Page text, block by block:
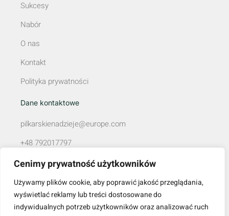
Cenimy prywatność użytkowników
Używamy plików cookie, aby poprawić jakość przeglądania,
wyświetlać reklamy lub treści dostosowane do
indywidualnych potrzeb użytkowników oraz analizować ruch
Sukcesy
Nabór
O nas
Kontakt
Polityka prywatności
Dane kontaktowe
pilkarskienadzieje@europe.com
+48 792017797
ul. Dąbrówki 8/12, 39-300 Mielec
NIP: 8172173535
REGON: 180939565